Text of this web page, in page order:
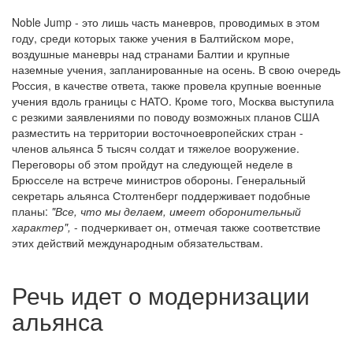
Noble Jump - это лишь часть маневров, проводимых в этом
году, среди которых также учения в Балтийском море,
воздушные маневры над странами Балтии и крупные
наземные учения, запланированные на осень. В свою очередь
Россия, в качестве ответа, также провела крупные военные
учения вдоль границы с НАТО. Кроме того, Москва выступила
с резкими заявлениями по поводу возможных планов США
разместить на территории восточноевропейских стран -
членов альянса 5 тысяч солдат и тяжелое вооружение.
Переговоры об этом пройдут на следующей неделе в
Брюсселе на встрече министров обороны. Генеральный
секретарь альянса Столтенберг поддерживает подобные
планы: "Все, что мы делаем, имеет оборонительный
характер", - подчеркивает он, отмечая также соответствие
этих действий международным обязательствам.
Речь идет о модернизации
альянса